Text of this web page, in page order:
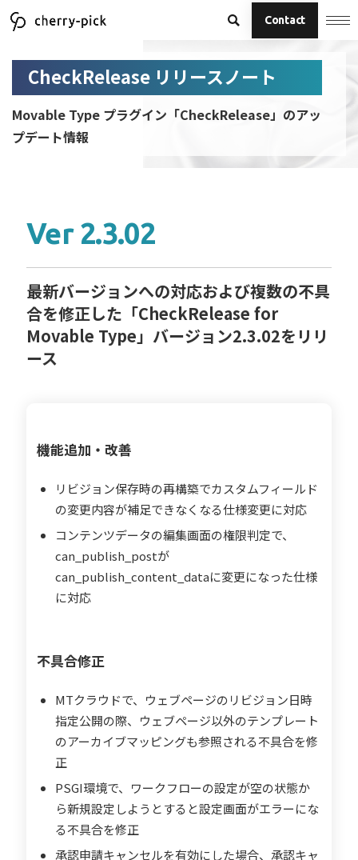
Contact
CheckRelease リリースノート
Movable Type プラグイン「CheckRelease」のアッ
プデート情報
Ver 2.3.02
最新バージョンへの対応および複数の不具
合を修正した「CheckRelease for
Movable Type」バージョン2.3.02をリリ
ース
機能追加・改善
リビジョン保存時の再構築でカスタムフィールド
の変更内容が補足できなくなる仕様変更に対応
コンテンツデータの編集画面の権限判定で、
can_publish_postが
can_publish_content_dataに変更になった仕様
に対応
不具合修正
MTクラウドで、ウェブページのリビジョン日時
指定公開の際、ウェブページ以外のテンプレート
のアーカイブマッピングも参照される不具合を修
正
PSGI環境で、ワークフローの設定が空の状態か
ら新規設定しようとすると設定画面がエラーにな
る不具合を修正
承認申請キャンセルを有効にした場合、承認キャ